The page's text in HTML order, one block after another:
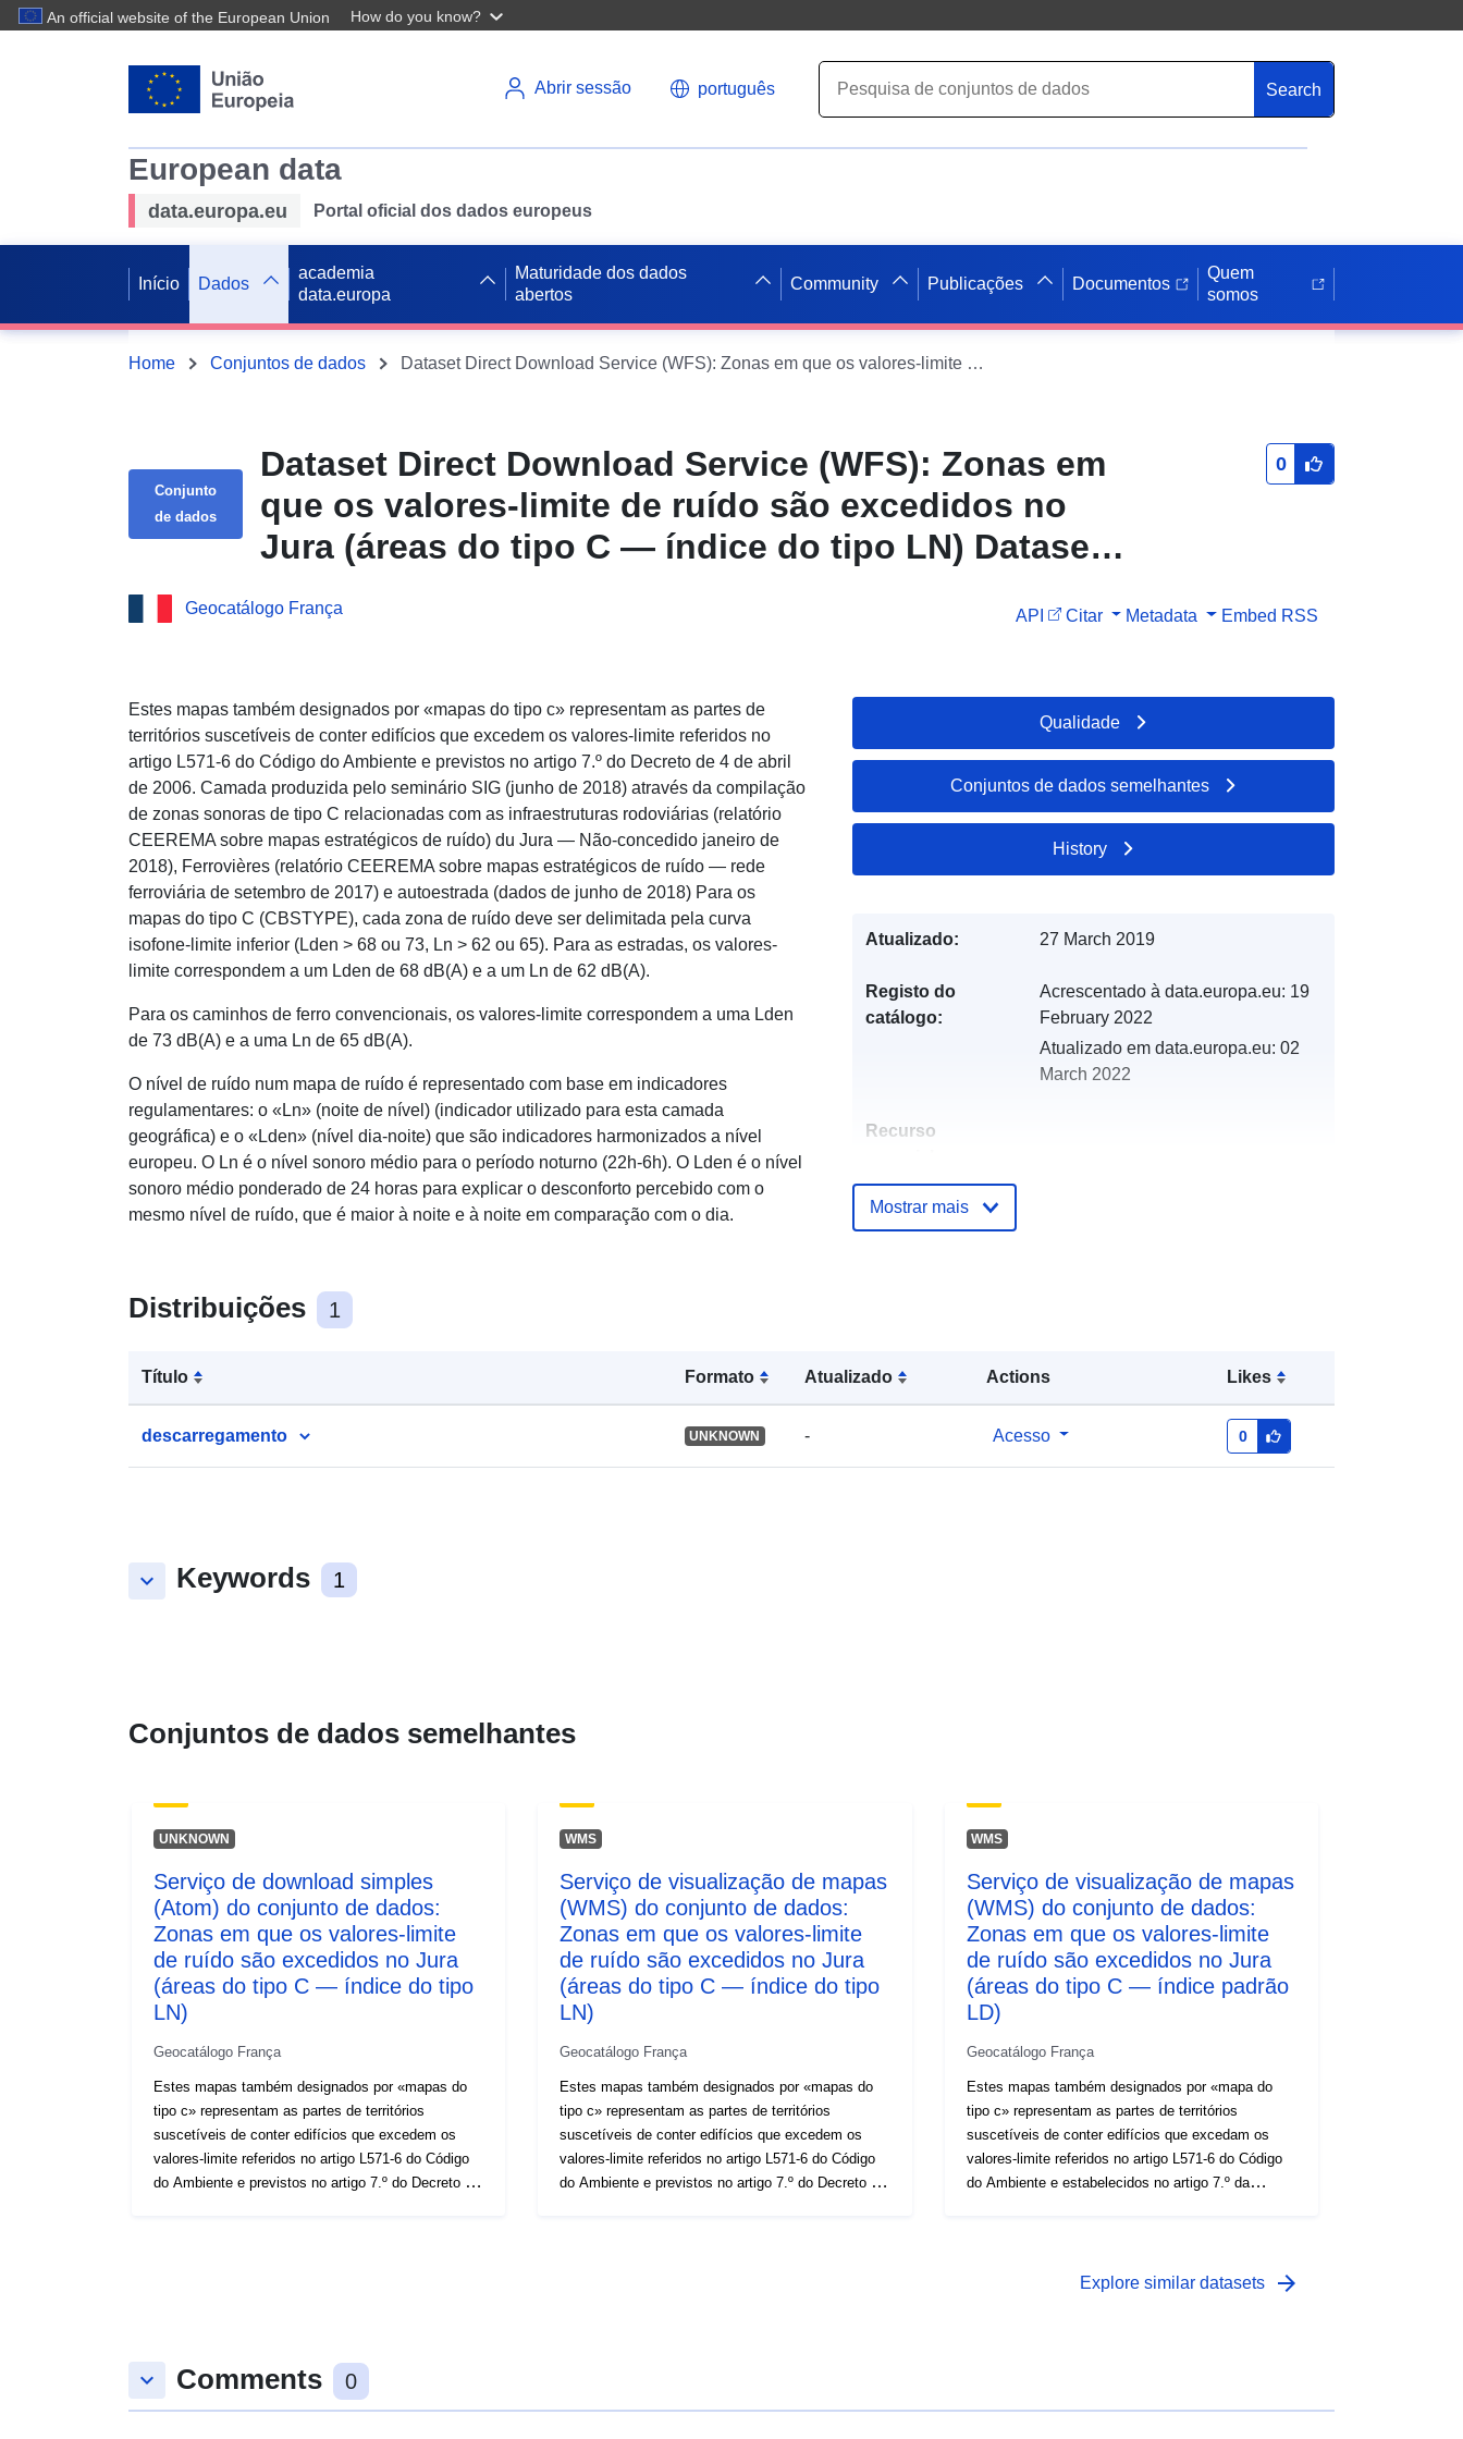
An official website of the European Union How do you know?
Abrir sessão português Search
European data
data.europa.eu Portal oficial dos dados europeus
Início Dados
academia
data.europa
Maturidade dos dados
abertos
Community Publicações Documentos
Quem
somos
Home Conjuntos de dados Dataset Direct Download Service (WFS): Zonas em que os valores-limite de ruído são excedidos no Jura (áreas do tipo C — índice do tipo LN) Dataset Direct Download Service (WFS): Zonas em que os valores-limite de ruído são excedidos no Jura (áreas do tipo C — índice do tipo LN)
Conjunto
de dados
Dataset Direct Download Service (WFS): Zonas em
que os valores-limite de ruído são excedidos no
Jura (áreas do tipo C — índice do tipo LN) Dataset
valores-limite de ruído são excedidos no Jura
0
Geocatálogo França API Citar Metadata Embed RSS
Estes mapas também designados por «mapas do tipo c» representam as partes de
territórios suscetíveis de conter edifícios que excedem os valores-limite referidos no
artigo L571-6 do Código do Ambiente e previstos no artigo 7.º do Decreto de 4 de abril
de 2006. Camada produzida pelo seminário SIG (junho de 2018) através da compilação
de zonas sonoras de tipo C relacionadas com as infraestruturas rodoviárias (relatório
CEEREMA sobre mapas estratégicos de ruído) du Jura — Não-concedido janeiro de
2018), Ferrovières (relatório CEEREMA sobre mapas estratégicos de ruído — rede
ferroviária de setembro de 2017) e autoestrada (dados de junho de 2018) Para os
mapas do tipo C (CBSTYPE), cada zona de ruído deve ser delimitada pela curva
isofone-limite inferior (Lden > 68 ou 73, Ln > 62 ou 65). Para as estradas, os valores-
limite correspondem a um Lden de 68 dB(A) e a um Ln de 62 dB(A).
Para os caminhos de ferro convencionais, os valores-limite correspondem a uma Lden
de 73 dB(A) e a uma Ln de 65 dB(A).
O nível de ruído num mapa de ruído é representado com base em indicadores
regulamentares: o «Ln» (noite de nível) (indicador utilizado para esta camada
geográfica) e o «Lden» (nível dia-noite) que são indicadores harmonizados a nível
europeu. O Ln é o nível sonoro médio para o período noturno (22h-6h). O Lden é o nível
sonoro médio ponderado de 24 horas para explicar o desconforto percebido com o
mesmo nível de ruído, que é maior à noite e à noite em comparação com o dia.
Distribuições 1
Título Formato Atualizado Actions Likes
descarregamento UNKNOWN - Acesso 0
keyboard_arrow_down Keywords 1
Qualidade
Conjuntos de dados semelhantes
History
Atualizado: 27 March 2019
Registo do
catálogo:
Acrescentado à data.europa.eu: 19
February 2022
Atualizado em data.europa.eu: 02
March 2022
Recurso
Identificadores:
uriRef:
http://data.europa.eu/88u/dataset/fr-
4c45-aab0-756339b6dce9
Tipo:
Recurso:
Mostrar mais
Conjuntos de dados semelhantes
UNKNOWN
Serviço de download simples
(Atom) do conjunto de dados:
Zonas em que os valores-limite
de ruído são excedidos no Jura
(áreas do tipo C — índice do tipo
LN)
Geocatálogo França
Estes mapas também designados por «mapas do
tipo c» representam as partes de territórios
suscetíveis de conter edifícios que excedem os
valores-limite referidos no artigo L571-6 do Código
do Ambiente e previstos no artigo 7.º do Decreto de
estratégicos de ruído — rede ferroviária de
setembro de 2017) e autoestrada (dados de junho
WMS
Serviço de visualização de mapas
(WMS) do conjunto de dados:
Zonas em que os valores-limite
de ruído são excedidos no Jura
(áreas do tipo C — índice do tipo
LN)
Geocatálogo França
Estes mapas também designados por «mapas do
tipo c» representam as partes de territórios
suscetíveis de conter edifícios que excedem os
valores-limite referidos no artigo L571-6 do Código
do Ambiente e previstos no artigo 7.º do Decreto de
WMS
Serviço de visualização de mapas
(WMS) do conjunto de dados:
Zonas em que os valores-limite
de ruído são excedidos no Jura
(áreas do tipo C — índice padrão
LD)
Geocatálogo França
Estes mapas também designados por «mapa do
tipo c» representam as partes de territórios
suscetíveis de conter edifícios que excedam os
valores-limite referidos no artigo L571-6 do Código
do Ambiente e estabelecidos no artigo 7.º da
relacionadas com a infraestrutura rodoviária
Explore similar datasets arrow_forward
keyboard_arrow_down Comments 0